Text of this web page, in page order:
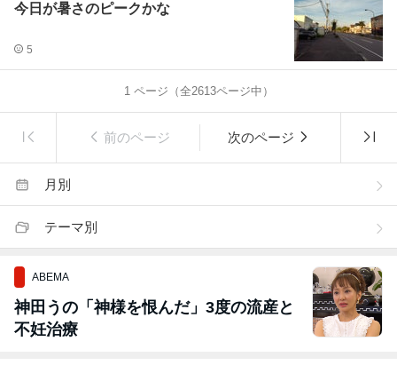
今日が暑さのピークかな
5
1ページ（全2613ページ中）
前のページ 次のページ
月別
テーマ別
ABEMA
神田うの「神様を恨んだ」3度の流産と
不妊治療